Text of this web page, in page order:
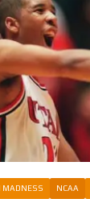
MADNESS NCAA